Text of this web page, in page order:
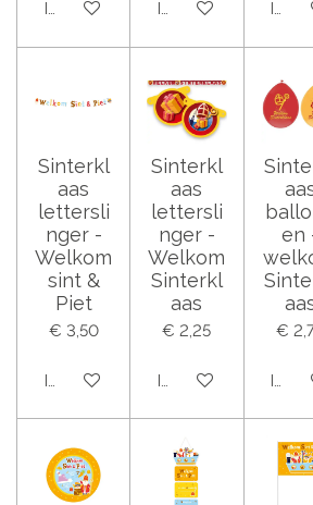
In winkelwagenIn winkelwagenIn
Sinterkl
aas
lettersli
nger -
Welkom
sint &
Piet
€ 3,50
In winkelwagen
Sinterkl
aas
lettersli
nger -
Welkom
Sinterkl
aas
€ 2,25
In winkelwagen
en
€
In